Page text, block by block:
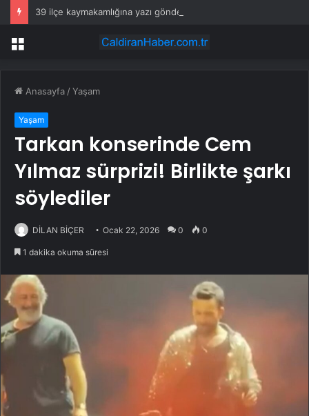
Menü
Anasayfa /Yaşam
Yaşam
Tarkan konserinde Cem
Yılmaz sürprizi! Birlikte şarkı
söylediler
DİLAN BİÇER Ocak 22, 2026 0 0
1 dakika okuma süresi